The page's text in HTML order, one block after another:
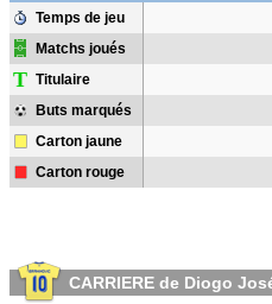
Temps de jeu
Matchs joués
T Titulaire
Buts marqués
Carton jaune
Carton rouge
CARRIERE de Diogo